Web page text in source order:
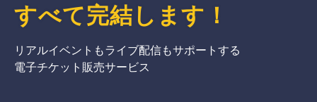
すべて完結 します ！
リアルイベントもライブ配信もサポートする
電子チケット販売サービス